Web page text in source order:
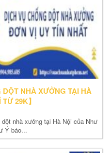
NHÀ XƯỞNG TẠI HÀ
29K】
nhà xưởng tại Hà Nội của Như
Ý báo...